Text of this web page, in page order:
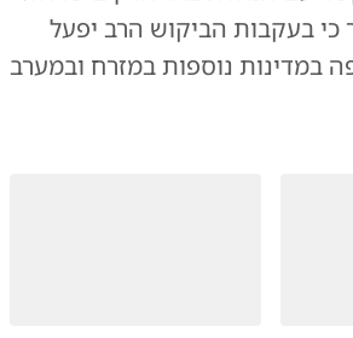
כי בעקבות הביקוש הרב יפעל
במדינות נוספות במזרח ובמערב